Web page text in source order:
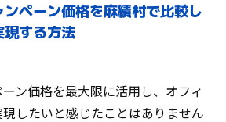
ペーン価格を麻績村で比較し
現する方法
ン価格を最大限に活用し、オフィ
したいと感じたことはありません